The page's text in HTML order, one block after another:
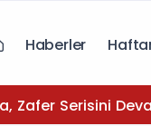
Haberler
Toyota, Zafer Serisini